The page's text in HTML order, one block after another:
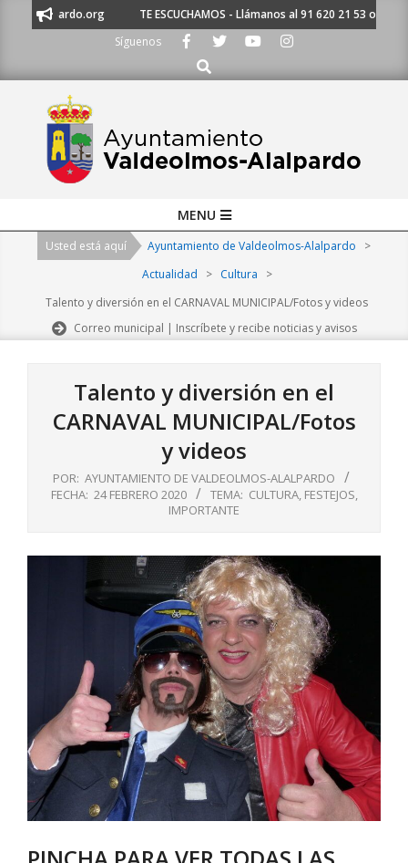
TE ESCUCHAMOS - Llámanos al 91 620 21 53 o
Síguenos
Buscar
Navigation
MENU
Usted está aquí Ayuntamiento de Valdeolmos-Alalpardo
>
Actualidad
> Cultura
>
Talento y diversión en el CARNAVAL MUNICIPAL/Fotos y videos
Correo municipal | Inscríbete y recibe noticias y avisos
Talento y diversión en el
CARNAVAL MUNICIPAL/Fotos
y videos
POR: AYUNTAMIENTO DE VALDEOLMOS-ALALPARDO
FECHA: 24 FEBRERO 2020 TEMA: CULTURA, FESTEJOS,
IMPORTANTE